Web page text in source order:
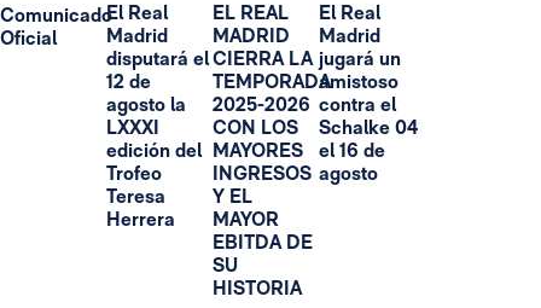
Comunicado
Oficial
El Real
Madrid
disputará el
12 de
agosto la
LXXXI
edición del
Trofeo
Teresa
Herrera
EL REAL
MADRID
CIERRA LA
TEMPORADA
2025-2026
CON LOS
MAYORES
INGRESOS
Y EL
MAYOR
EBITDA DE
SU
HISTORIA
El Real
Madrid
jugará un
amistoso
contra el
Schalke 04
el 16 de
agosto